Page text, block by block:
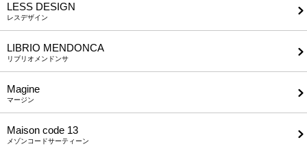
LESS DESIGN
レスデザイン
LIBRIO MENDONCA
リブリオメンドンサ
Magine
マージン
Maison code 13
メゾンコードサーティーン